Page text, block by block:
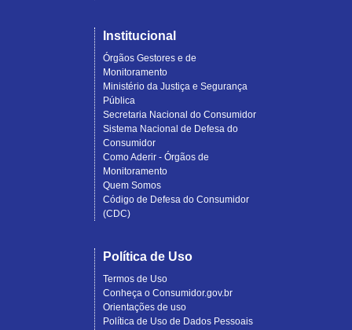
Institucional
Órgãos Gestores e de
Monitoramento
Ministério da Justiça e Segurança
Pública
Secretaria Nacional do Consumidor
Sistema Nacional de Defesa do
Consumidor
Como Aderir - Órgãos de
Monitoramento
Quem Somos
Código de Defesa do Consumidor
(CDC)
Política de Uso
Termos de Uso
Conheça o Consumidor.gov.br
Orientações de uso
Política de Uso de Dados Pessoais